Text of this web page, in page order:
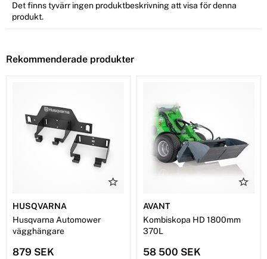
Det finns tyvärr ingen produktbeskrivning att visa för denna
produkt.
Rekommenderade produkter
HUSQVARNA
Husqvarna Automower
vägghängare
879 SEK
AVANT
Kombiskopa HD 1800mm
370L
58 500 SEK